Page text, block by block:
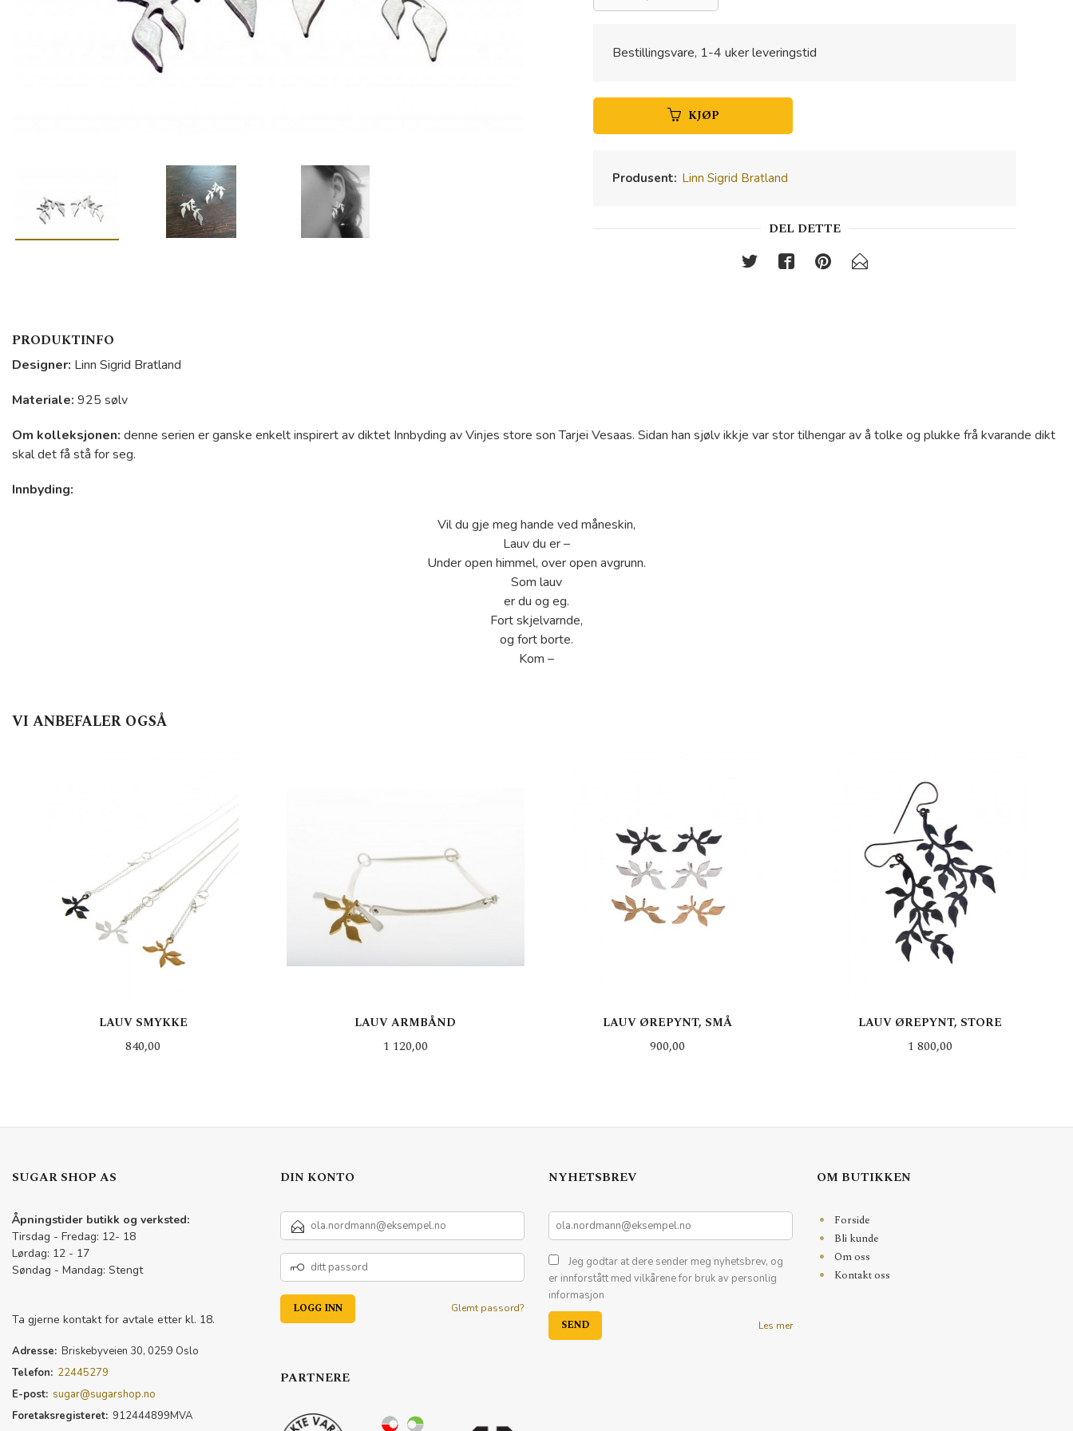
Bestillingsvare, 1-4 uker leveringstid
KJØP
Produsent: Linn Sigrid Bratland
DEL DETTE
PRODUKTINFO
Designer: Linn Sigrid Bratland
Materiale: 925 sølv
Om kolleksjonen: denne serien er ganske enkelt inspirert av diktet Innbyding av Vinjes store son Tarjei Vesaas. Sidan han sjølv ikkje var stor tilhengar av å tolke og plukke frå kvarande dikt
skal det få stå for seg.
Innbyding:
Vil du gje meg hande ved måneskin,
Lauv du er –
Under open himmel, over open avgrunn.
Som lauv
er du og eg.
Fort skjelvarnde,
og fort borte.
Kom –
VI ANBEFALER OGSÅ
LAUV SMYKKE
Pris
840,00
LAUV ARMBÅND
Pris
1 120,00
LAUV ØREPYNT, SMÅ
Pris
900,00
LAUV ØREPYNT, STORE
Pris
1 800,00
SUGAR SHOP AS
Åpningstider butikk og verksted:
Tirsdag - Fredag: 12- 18
Lørdag: 12 - 17
Søndag - Mandag: Stengt
Ta gjerne kontakt for avtale etter kl. 18.
Adresse: Briskebyveien 30, 0259 Oslo
Telefon: 22445279
E-post: sugar@sugarshop.no
Foretaksregisteret: 912444899MVA
DIN KONTO
E-
POSTADRESSE
DITT
PASSORD
Glemt passord?
PARTNERE
NYHETSBREV
Jeg godtar at dere sender meg nyhetsbrev, og
er innforstått med vilkårene for bruk av personlig
informasjon
Les mer
OM BUTIKKEN
Forside
Bli kunde
Om oss
Kontakt oss